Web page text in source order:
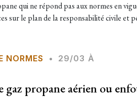
qui ne répond pas aux normes en
sur le plan de la responsabilité civile et
NORMES •
29/03 À
gaz propane aérien ou